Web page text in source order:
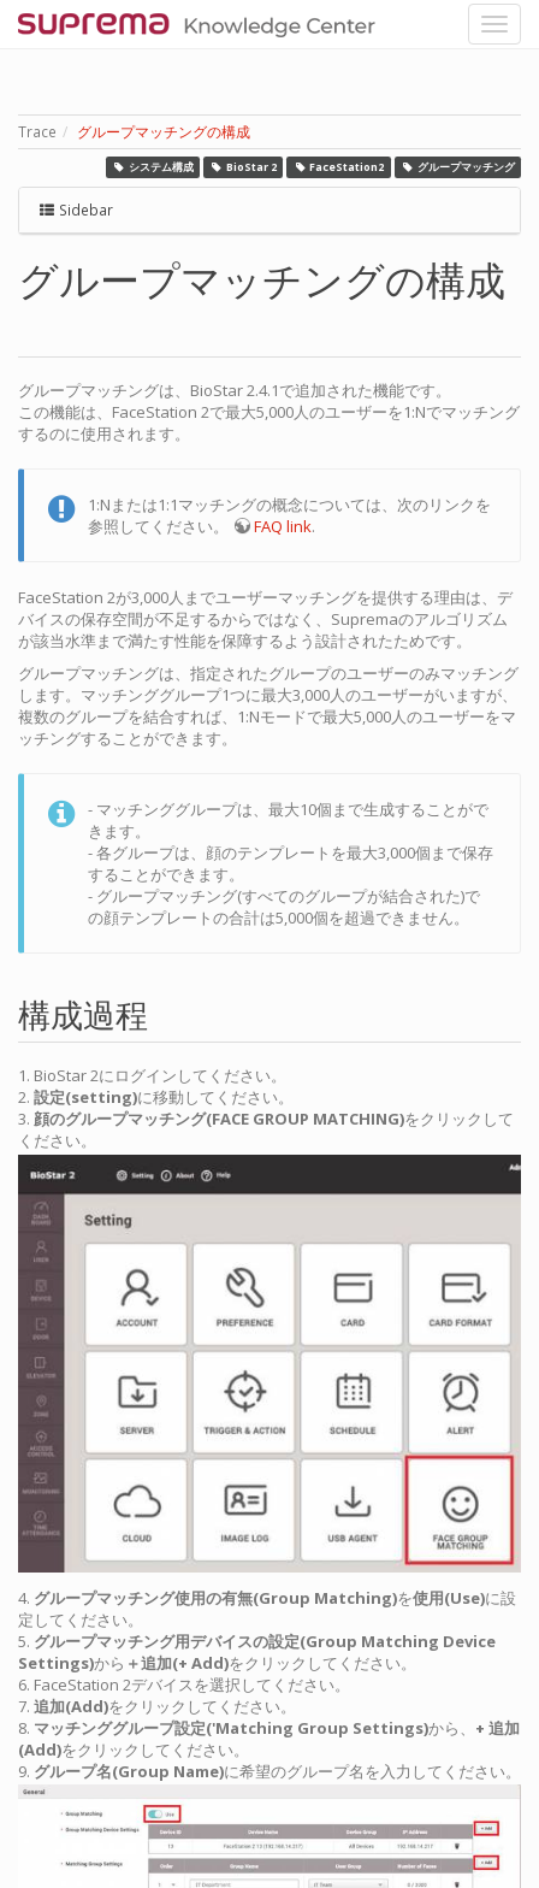
Trace グループマッチングの構成
システム構成 BioStar 2 FaceStation2 グループマッチング
Sidebar
グループマッチングの構成
グループマッチングは、BioStar 2.4.1で追加された機能です。
この機能は、FaceStation 2で最大5,000人のユーザーを1:Nでマッチング
するのに使用されます。
1:Nまたは1:1マッチングの概念については、次のリンクを
参照してください。
FAQ link.
FaceStation 2が3,000人までユーザーマッチングを提供する理由は、デ
バイスの保存空間が不足するからではなく、Supremaのアルゴリズム
が該当水準まで満たす性能を保障するよう設計されたためです。
グループマッチングは、指定されたグループのユーザーのみマッチング
します。マッチンググループ1つに最大3,000人のユーザーがいますが、
複数のグループを結合すれば、1:Nモードで最大5,000人のユーザーをマ
ッチングすることができます。
- マッチンググループは、最大10個まで生成することがで
きます。
- 各グループは、顔のテンプレートを最大3,000個まで保存
することができます。
- グループマッチング(すべてのグループが結合された)で
の顔テンプレートの合計は5,000個を超過できません。
構成過程
1. BioStar 2にログインしてください。
2. 設定(setting)に移動してください。
3. 顔のグループマッチング(FACE GROUP MATCHING)をクリックして
ください。
4. グループマッチング使用の有無(Group Matching)を使用(Use)に設
定してください。
5. グループマッチング用デバイスの設定(Group Matching Device
Settings)から ＋追加(+ Add)をクリックしてください。
6. FaceStation 2デバイスを選択してください。
7. 追加(Add)をクリックしてください。
8. マッチンググループ設定('Matching Group Settings)から、 + 追加
(Add)をクリックしてください。
9. グループ名(Group Name)に希望のグループ名を入力してください。